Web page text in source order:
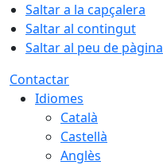
Saltar a la capçalera
Saltar al contingut
Saltar al peu de pàgina
Contactar
Idiomes
Català
Castellà
Anglès